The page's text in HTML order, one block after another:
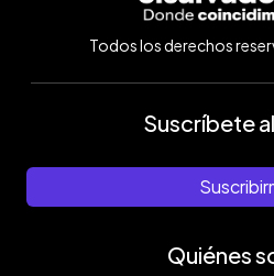
Todos los derechos
Suscríbete
Quiénes